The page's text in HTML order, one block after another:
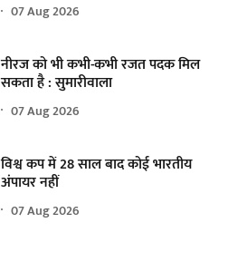
07 Aug 2026
नीरज को भी कभी-कभी रजत पदक मिल
सकता है : सुमारीवाला
07 Aug 2026
विश्व कप में 28 साल बाद कोई भारतीय
अंपायर नहीं
07 Aug 2026